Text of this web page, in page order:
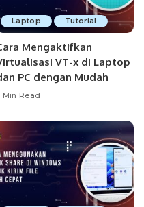
Laptop Tutorial
Mengaktifkan
VT-x di Laptop
PC dengan Mudah
Min Read